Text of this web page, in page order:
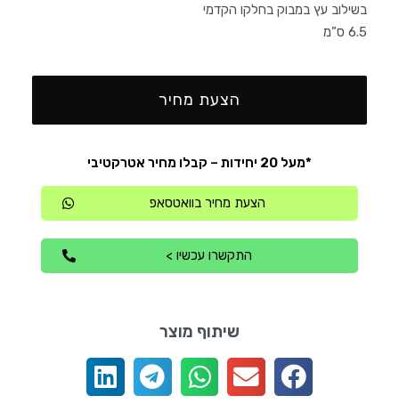
בשילוב עץ במבוק בחלקו הקדמי
6.5 ס”מ
הצעת מחיר
*מעל 20 יחידות – קבלו מחיר אטרקטיבי
הצעת מחיר בוואטסאפ
התקשרו עכשיו >
שיתוף מוצר